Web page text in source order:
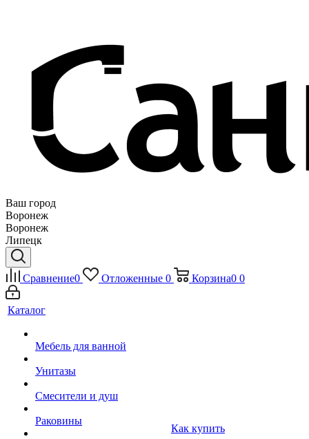
Ваш город
Воронеж
Воронеж
Липецк
Сравнение0 Отложенные 0 Корзина0 0
Каталог
Мебель для ванной
Унитазы
Смесители и душ
Раковины
Как купить